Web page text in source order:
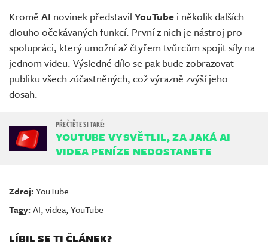
Kromě AI novinek představil YouTube i několik dalších
dlouho očekávaných funkcí. První z nich je nástroj pro
spolupráci, který umožní až čtyřem tvůrcům spojit síly na
jednom videu. Výsledné dílo se pak bude zobrazovat
publiku všech zúčastněných, což výrazně zvýší jeho
dosah.
YOUTUBE VYSVĚTLIL, ZA JAKÁ AI
VIDEA PENÍZE NEDOSTANETE
Zdroj:YouTube
Tagy:AI,videa,YouTube
LÍBIL SE TI ČLÁNEK?